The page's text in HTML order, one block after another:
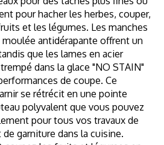
pour hacher les herbes, couper,
et les légumes. Les manches
antidérapante offrent un
que les lames en acier
dans la glace "NO STAIN"
de coupe. Ce
se rétrécit en une pointe
polyvalent que vous pouvez
pour tous vos travaux de
garniture dans la cuisine.